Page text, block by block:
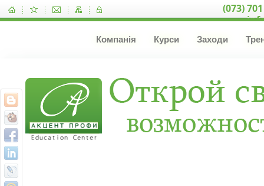
(073)
Компанія Курси Заходи